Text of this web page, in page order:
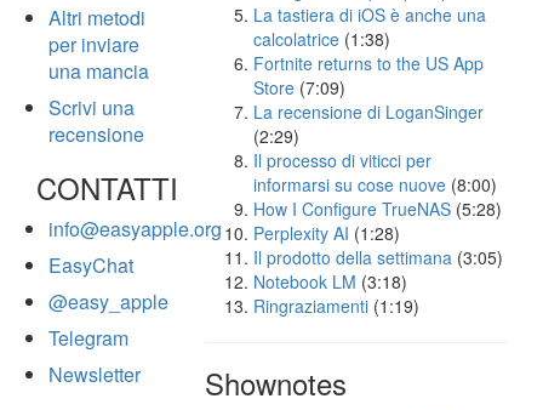
Altri metodi
per inviare
una mancia
Scrivi una
recensione
CONTATTI
info@easyapple.org
EasyChat
@easy_apple
Telegram
Newsletter
La tastiera di iOS è anche una
calcolatrice (1:38)
Fortnite returns to the US App
Store (7:09)
La recensione di LoganSinger
(2:29)
Il processo di viticci per
informarsi su cose nuove (8:00)
How I Configure TrueNAS (5:28)
Perplexity AI (1:28)
Il prodotto della settimana (3:05)
Notebook LM (3:18)
Ringraziamenti (1:19)
Shownotes